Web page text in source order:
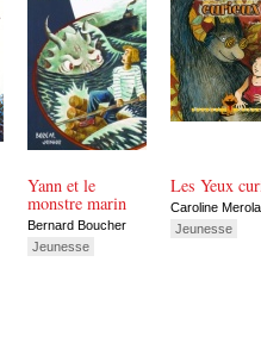
Yann et le
monstre marin
Bernard Boucher
Jeunesse
Les Yeux
Caroline Merola
Jeunesse